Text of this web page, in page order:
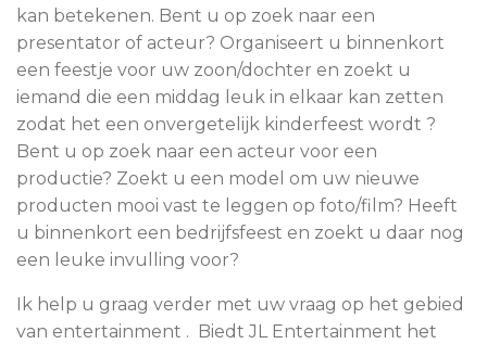
kan betekenen. Bent u op zoek naar een
presentator of acteur? Organiseert u binnenkort
een feestje voor uw zoon/dochter en zoekt u
iemand die een middag leuk in elkaar kan zetten
zodat het een onvergetelijk kinderfeest wordt ?
Bent u op zoek naar een acteur voor een
productie? Zoekt u een model om uw nieuwe
producten mooi vast te leggen op foto/film? Heeft
u binnenkort een bedrijfsfeest en zoekt u daar nog
een leuke invulling voor?
Ik help u graag verder met uw vraag op het gebied
van entertainment . Biedt JL Entertainment het